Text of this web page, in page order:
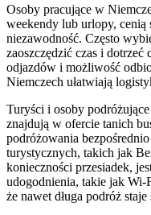
Osoby pracujące w
weekendy lub urlopy, cenią
niezawodność. Często
zaoszczędzić czas i
odjazdów i możliwość
Niemczech ułatwiają
Turyści i osoby
znajdują w ofercie tanich
podróżowania
turystycznych, takich jak
konieczności przesiadek,
udogodnienia, takie jak Wi-
że nawet długa podróż